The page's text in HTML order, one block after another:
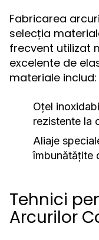
Fabricarea
selecția
frecvent utilizat
excelente de
materiale includ:
Oțel
rezistente la
Aliaje
îmbunătățite
Tehnici
Arcurilor